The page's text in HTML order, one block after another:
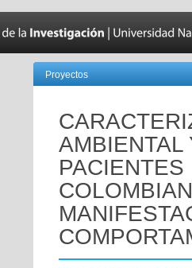
Proyectos
AMBIENTAL